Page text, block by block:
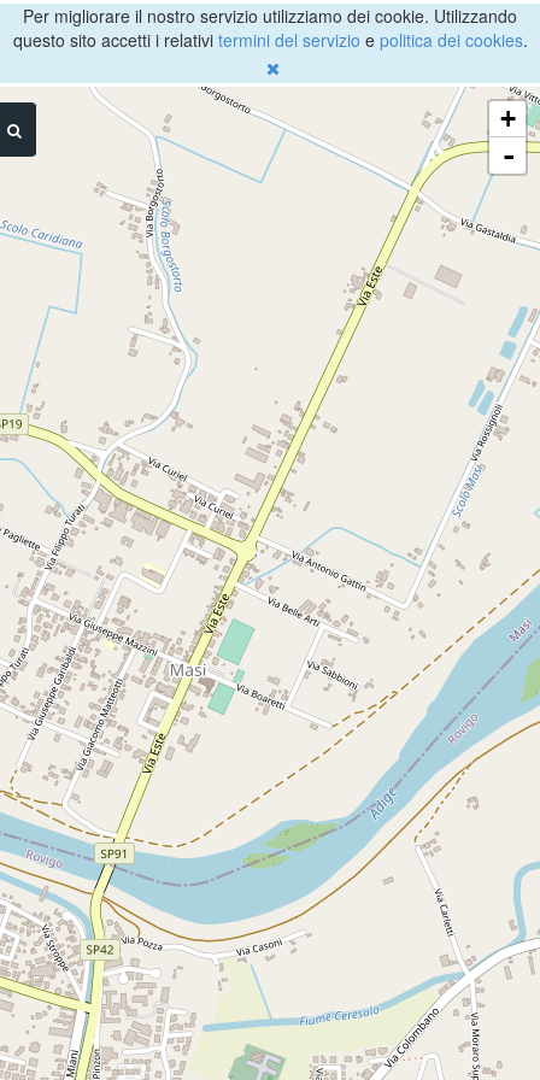
Per migliorare il nostro servizio utilizziamo dei cookie. Utilizzando
questo sito accetti i relativi termini del servizio e politica dei cookies.
+
-